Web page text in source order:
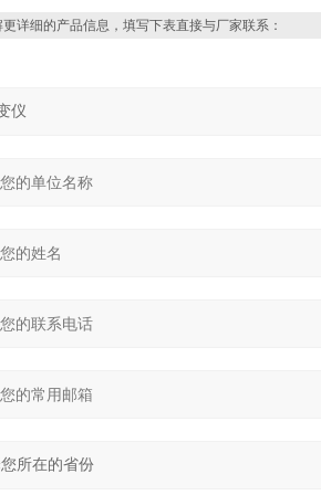
详细的产品信息，填写下表直接与厂家联系：